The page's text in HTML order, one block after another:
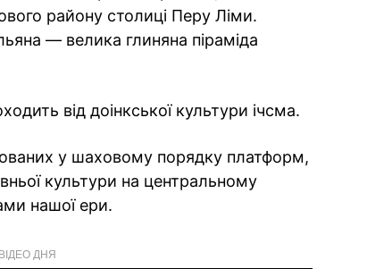
району столиці Перу Ліми.
— велика глиняна піраміда
від доінкської культури ічсма.
у шаховому порядку платформ,
культури на центральному
нашої ери.
ВІДЕО ДНЯ